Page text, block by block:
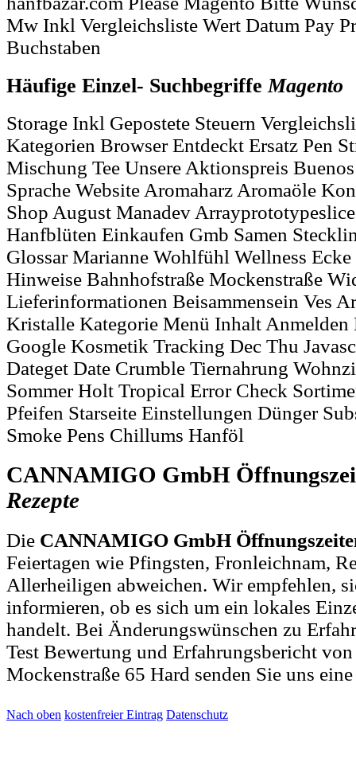
Mw Inkl Vergleichsliste Wert Datum Pay
Buchstaben
Häufige Einzel- Suchbegriffe Magento
Storage Inkl Gepostete Steuern
Kategorien Browser Entdeckt Ersatz Pen
Mischung Tee Unsere Aktionspreis
Sprache Website Aromaharz Aromaöle
Shop August Manadev
Hanfblüten Einkaufen Gmb Samen
Glossar Marianne Wohlfühl Wellness
Hinweise Bahnhofstraße Mockenstraße
Lieferinformationen Beisammensein Ves
Kristalle Kategorie Menü Inhalt Anmelden
Google Kosmetik Tracking Dec Thu
Dateget Date Crumble Tiernahrung
Sommer Holt Tropical Error Check
Pfeifen Starseite Einstellungen Dünger
Smoke Pens Chillums Hanföl
CANNAMIGO GmbH
Rezepte
Die CANNAMIGO GmbH
Feiertagen wie Pfingsten, Fronleichnam,
Allerheiligen abweichen. Wir empfehlen,
informieren, ob es sich um ein lokales
handelt. Bei Änderungswünschen zu
Test Bewertung und Erfahrungsbericht
Mockenstraße 65 Hard senden Sie uns
Nach oben kostenfreier Eintrag Datenschutz